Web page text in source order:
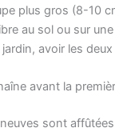
plus gros (8-10
au sol ou sur
avoir les deux
avant la
sont affûtées